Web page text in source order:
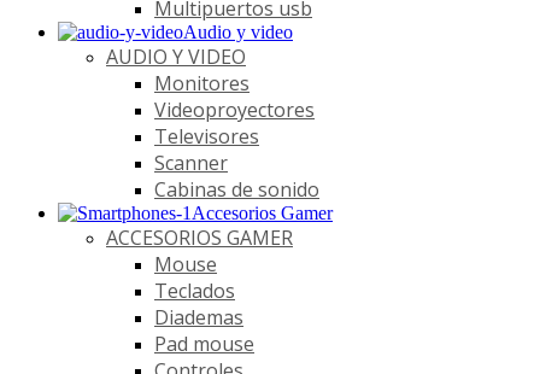
Multipuertos usb
Audio y video
AUDIO Y VIDEO
Monitores
Videoproyectores
Televisores
Scanner
Cabinas de sonido
Accesorios Gamer
ACCESORIOS GAMER
Mouse
Teclados
Diademas
Pad mouse